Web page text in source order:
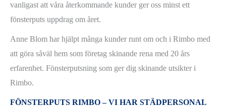
vanligast att våra återkommande kunder ger oss minst ett
fönsterputs uppdrag om året.
Anne Blom har hjälpt många kunder runt om och i Rimbo med
att göra såväl hem som företag skinande rena med 20 års
erfarenhet. Fönsterputsning som ger dig skinande utsikter i
Rimbo.
FÖNSTERPUTS RIMBO – VI HAR STÄDPERSONAL